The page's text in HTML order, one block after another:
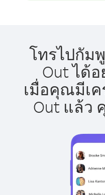
โทรไปกัม
Out ได้
เมื่อคุณมีเ
Out แล้ว